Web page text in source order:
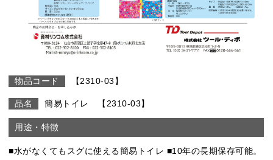
【2310-03】
簡易トイレ 【2310-03】
■水がなくてもスグに使える簡易トイレ ■10年の長期保存可能。